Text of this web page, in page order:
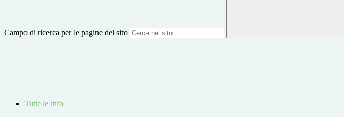
Campo di ricerca per le pagine del sito
Tutte le info